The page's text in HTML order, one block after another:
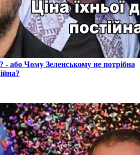
- або Чому Зеленському не потрібна